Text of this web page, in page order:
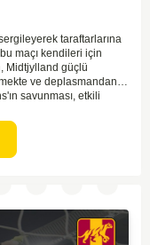
taraftarlarına
maçı kendileri için
Midtjylland güçlü
ve deplasmandan
savunması, etkili
tarzıyla başa çıkmak
da gol fırsatları
bir karşılaşma olabilir.